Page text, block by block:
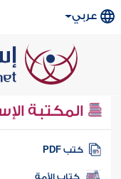
عربي
المكتبة
كتب PDF